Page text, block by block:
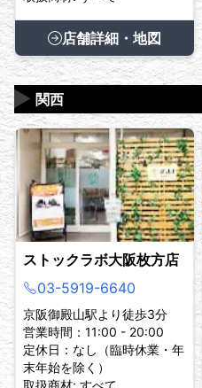
店舗詳細・地図
関西
▶
ストックラボ大阪枚方店
03-5919-6640
京阪御殿山駅より徒歩3分
営業時間：11:00 - 20:00
定休日：なし（臨時休業・年
末年始を除く）
取扱商材: すべて